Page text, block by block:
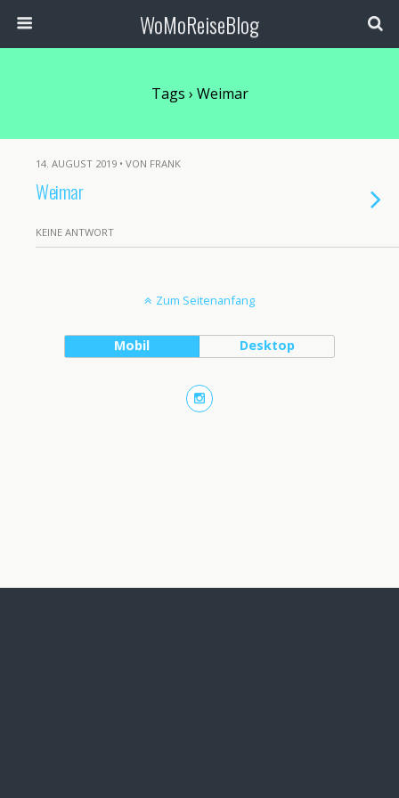
WoMoReiseBlog
Tags › Weimar
14. AUGUST 2019 • VON FRANK
Weimar
KEINE ANTWORT
Zum Seitenanfang
Mobil Desktop